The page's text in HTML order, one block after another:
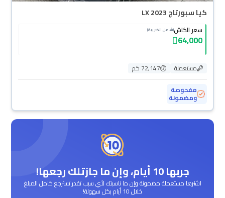
كيا سبورتاج LX 2023
سعر الكاش(شامل الضريبة)
64,000
مستعملة
72,147 كم
مفحوصة
ومضمونة
جربها 10 أيام، وإن ما جازتلك رجعها!
اشترها مستعملة مضمونة وإن ما ناسبتك لأي سبب تقدر تسترجع كامل المبلغ
خلال 10 أيام بكل سهولة!